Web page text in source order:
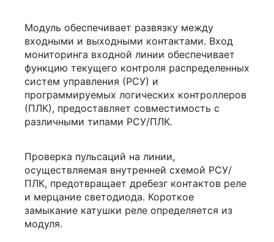
Модуль обеспечивает развязку между
входными и выходными контактами. Вход
мониторинга входной линии обеспечивает
функцию текущего контроля распределенных
систем управления (РСУ) и
программируемых логических контроллеров
(ПЛК), предоставляет совместимость c
различными типами РСУ/ПЛК.
Проверка пульсаций на линии,
осуществляемая внутренней схемой РСУ/
ПЛК, предотвращает дребезг контактов реле
и мерцание светодиода. Короткое
замыкание катушки реле определяется из
модуля.